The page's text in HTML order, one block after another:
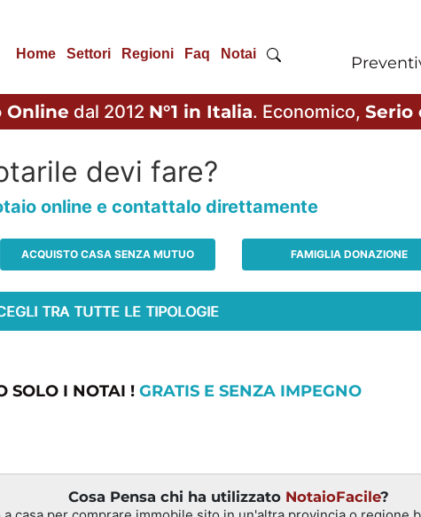
Home Settori Regioni Faq Notai
Online dal 2012 N°1 in Italia. Economico, Serio
devi fare?
online e contattalo direttamente
ACQUISTO CASA SENZA MUTUO FAMIGLIA DONAZIONE
SOLO I NOTAI ! GRATIS E SENZA IMPEGNO
Cosa Pensa chi ha utilizzato NotaioFacile?